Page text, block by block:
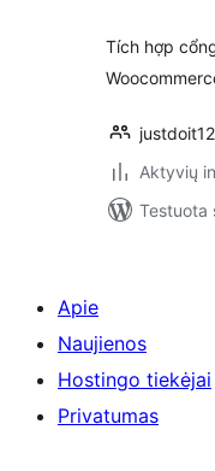
Tích hợp
Aktyvių
Testuota
Apie
Naujienos
Hostingo tiekėjai
Privatumas